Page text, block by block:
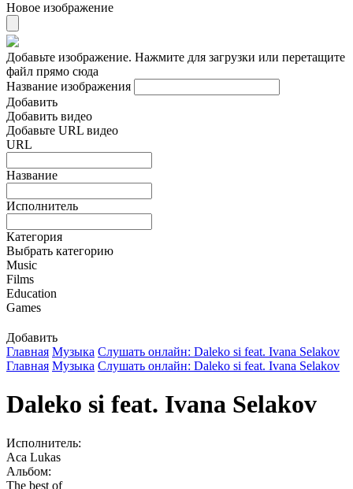
Новое изображение
Добавьте изображение. Нажмите для загрузки или перетащите
файл прямо сюда
Название изображения
Добавить
Добавить видео
Добавьте URL видео
URL
Название
Исполнитель
Категория
Выбрать категорию
Music
Films
Education
Games
Добавить
Главная Музыка Слушать онлайн: Daleko si feat. Ivana Selakov
Главная Музыка Слушать онлайн: Daleko si feat. Ivana Selakov
Daleko si feat. Ivana Selakov
Исполнитель:
Aca Lukas
Альбом:
The best of